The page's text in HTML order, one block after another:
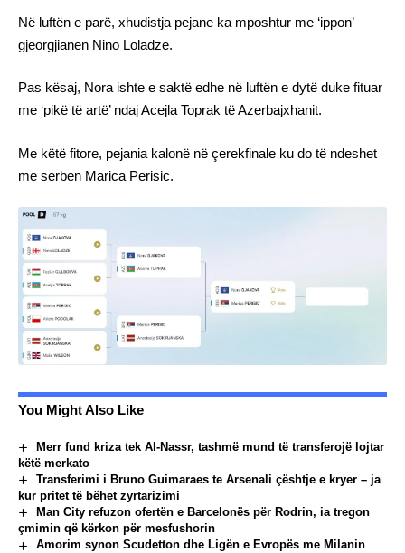
Në luftën e parë, xhudistja pejane ka mposhtur me ‘ippon’
gjeorgjianen Nino Loladze.
Pas kësaj, Nora ishte e saktë edhe në luftën e dytë duke fituar
me ‘pikë të artë’ ndaj Acejla Toprak të Azerbajxhanit.
Me këtë fitore, pejania kalonë në çerekfinale ku do të ndeshet
me serben Marica Perisic.
You Might Also Like
Merr fund kriza tek Al-Nassr, tashmë mund të transferojë lojtar
këtë merkato
Transferimi i Bruno Guimaraes te Arsenali çështje e kryer – ja
kur pritet të bëhet zyrtarizimi
Man City refuzon ofertën e Barcelonës për Rodrin, ia tregon
çmimin që kërkon për mesfushorin
Amorim synon Scudetton dhe Ligën e Evropës me Milanin